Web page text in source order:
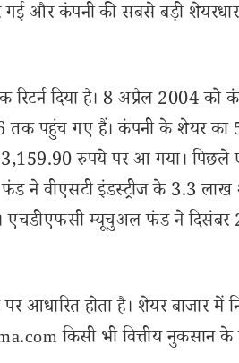
और कंपनी की सबसे बड़ी
दिया है। 8 अप्रैल 2004
पहुंच गए हैं। कंपनी के शेयर का
रुपये पर आ गया। पिछले
ने वीएसटी इंडस्ट्रीज के 3.3
म्यूचुअल फंड ने दिसंबर
आधारित होता है। शेयर बाजार
किसी भी वित्तीय नुकसान के